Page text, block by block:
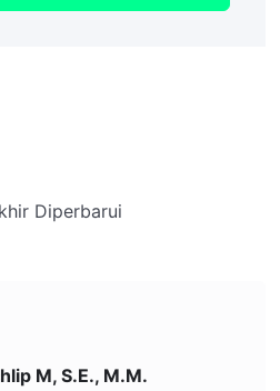
Diperbarui
M, S.E., M.M.